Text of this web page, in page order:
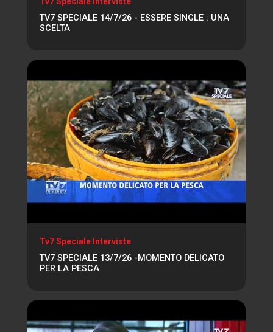
TV7 SPECIALE 14/7/26 - ESSERE SINGLE : UNA
SCELTA
Tv7 Speciale Interviste
TV7 SPECIALE 13/7/26 -MOMENTO DELICATO
PER LA PESCA